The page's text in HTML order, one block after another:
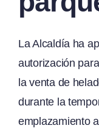
La Alcaldía ha
autorización
la venta de
durante la
emplazamiento